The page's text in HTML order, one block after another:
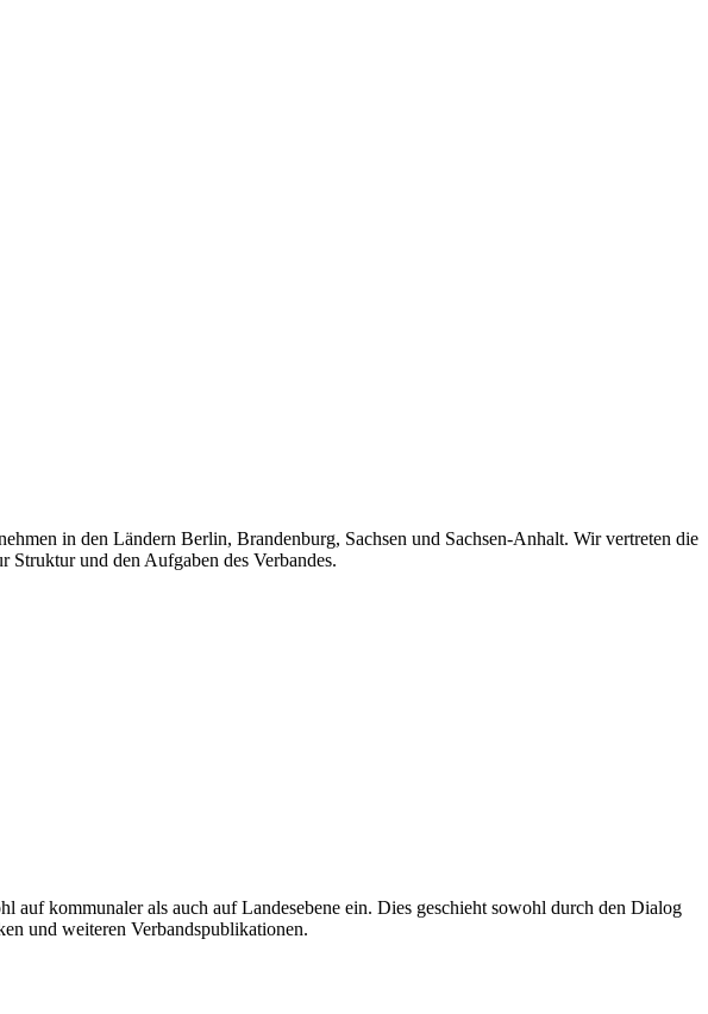
in den Ländern Berlin, Brandenburg, Sachsen und Sachsen-Anhalt. Wir vertreten die
und den Aufgaben des Verbandes.
kommunaler als auch auf Landesebene ein. Dies geschieht sowohl durch den Dialog
und weiteren Verbandspublikationen.